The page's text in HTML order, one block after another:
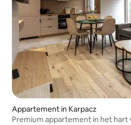
Appartement in Karpacz
Premium appartement in het hart